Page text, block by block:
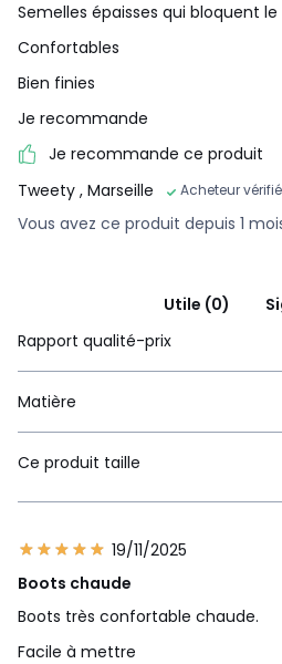
Semelles épaisses qui bloquent
Confortables
Bien finies
Je recommande
Je recommande ce produit
Tweety , Marseille Acheteur vérifié
Vous avez ce produit depuis 1
Utile (0)
Rapport qualité-prix
Matière
Ce produit taille
19/11/2025
Boots chaude
Boots très confortable chaude.
Facile à mettre